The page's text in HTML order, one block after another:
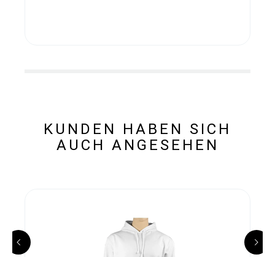
KUNDEN HABEN SICH
AUCH ANGESEHEN